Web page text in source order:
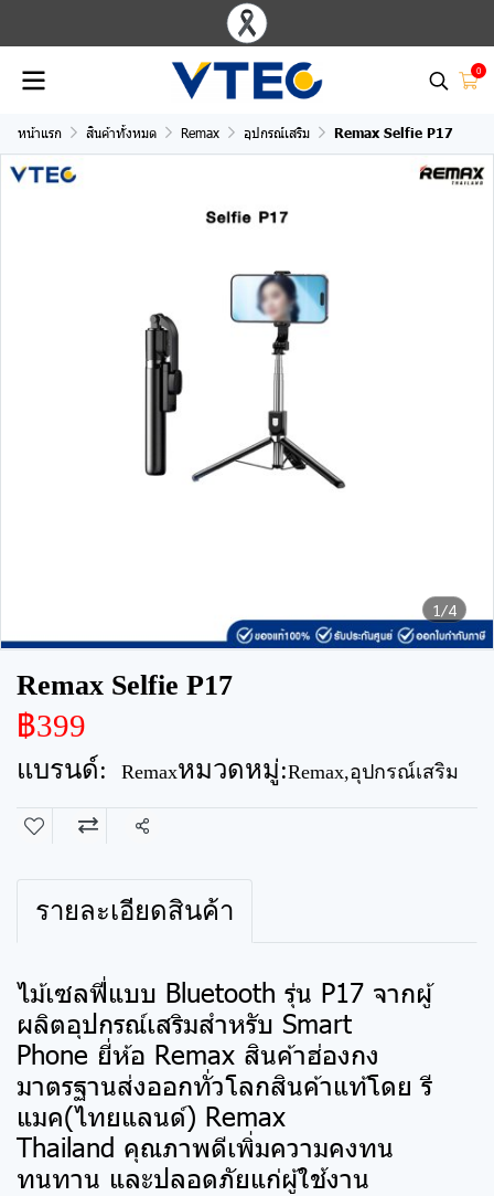
0
หน้าแรก สินค้าทั้งหมด Remax อุปกรณ์เสริม Remax Selfie P17
1/4
Remax Selfie P17
฿399
แบรนด์: Remaxหมวดหมู่:Remax,อุปกรณ์เสริม
แชร์
รายละเอียดสินค้า
ไม้เซลฟี่แบบ Bluetooth รุ่น P17 จากผู้
ผลิตอุปกรณ์เสริมสำหรับ Smart
Phone ยี่ห้อ Remax สินค้าฮ่องกง
มาตรฐานส่งออกทั่วโลกสินค้าแท้โดย รี
แมค(ไทยแลนด์) Remax
Thailand คุณภาพดีเพิ่มความคงทน
ทนทาน และปลอดภัยแก่ผู้ใช้งาน